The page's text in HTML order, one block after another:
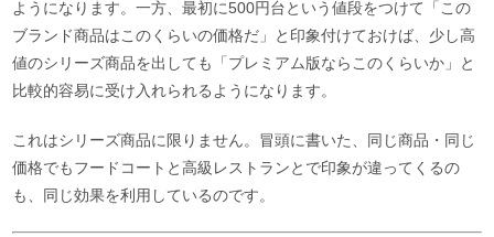
ようになります。一方、最初に500円台という値段をつけて「この
ブランド商品はこのくらいの価格だ」と印象付けておけば、少し高
値のシリーズ商品を出しても「プレミアム版ならこのくらいか」と
比較的容易に受け入れられるようになります。
これはシリーズ商品に限りません。冒頭に書いた、同じ商品・同じ
価格でもフードコートと高級レストランとで印象が違ってくるの
も、同じ効果を利用しているのです。